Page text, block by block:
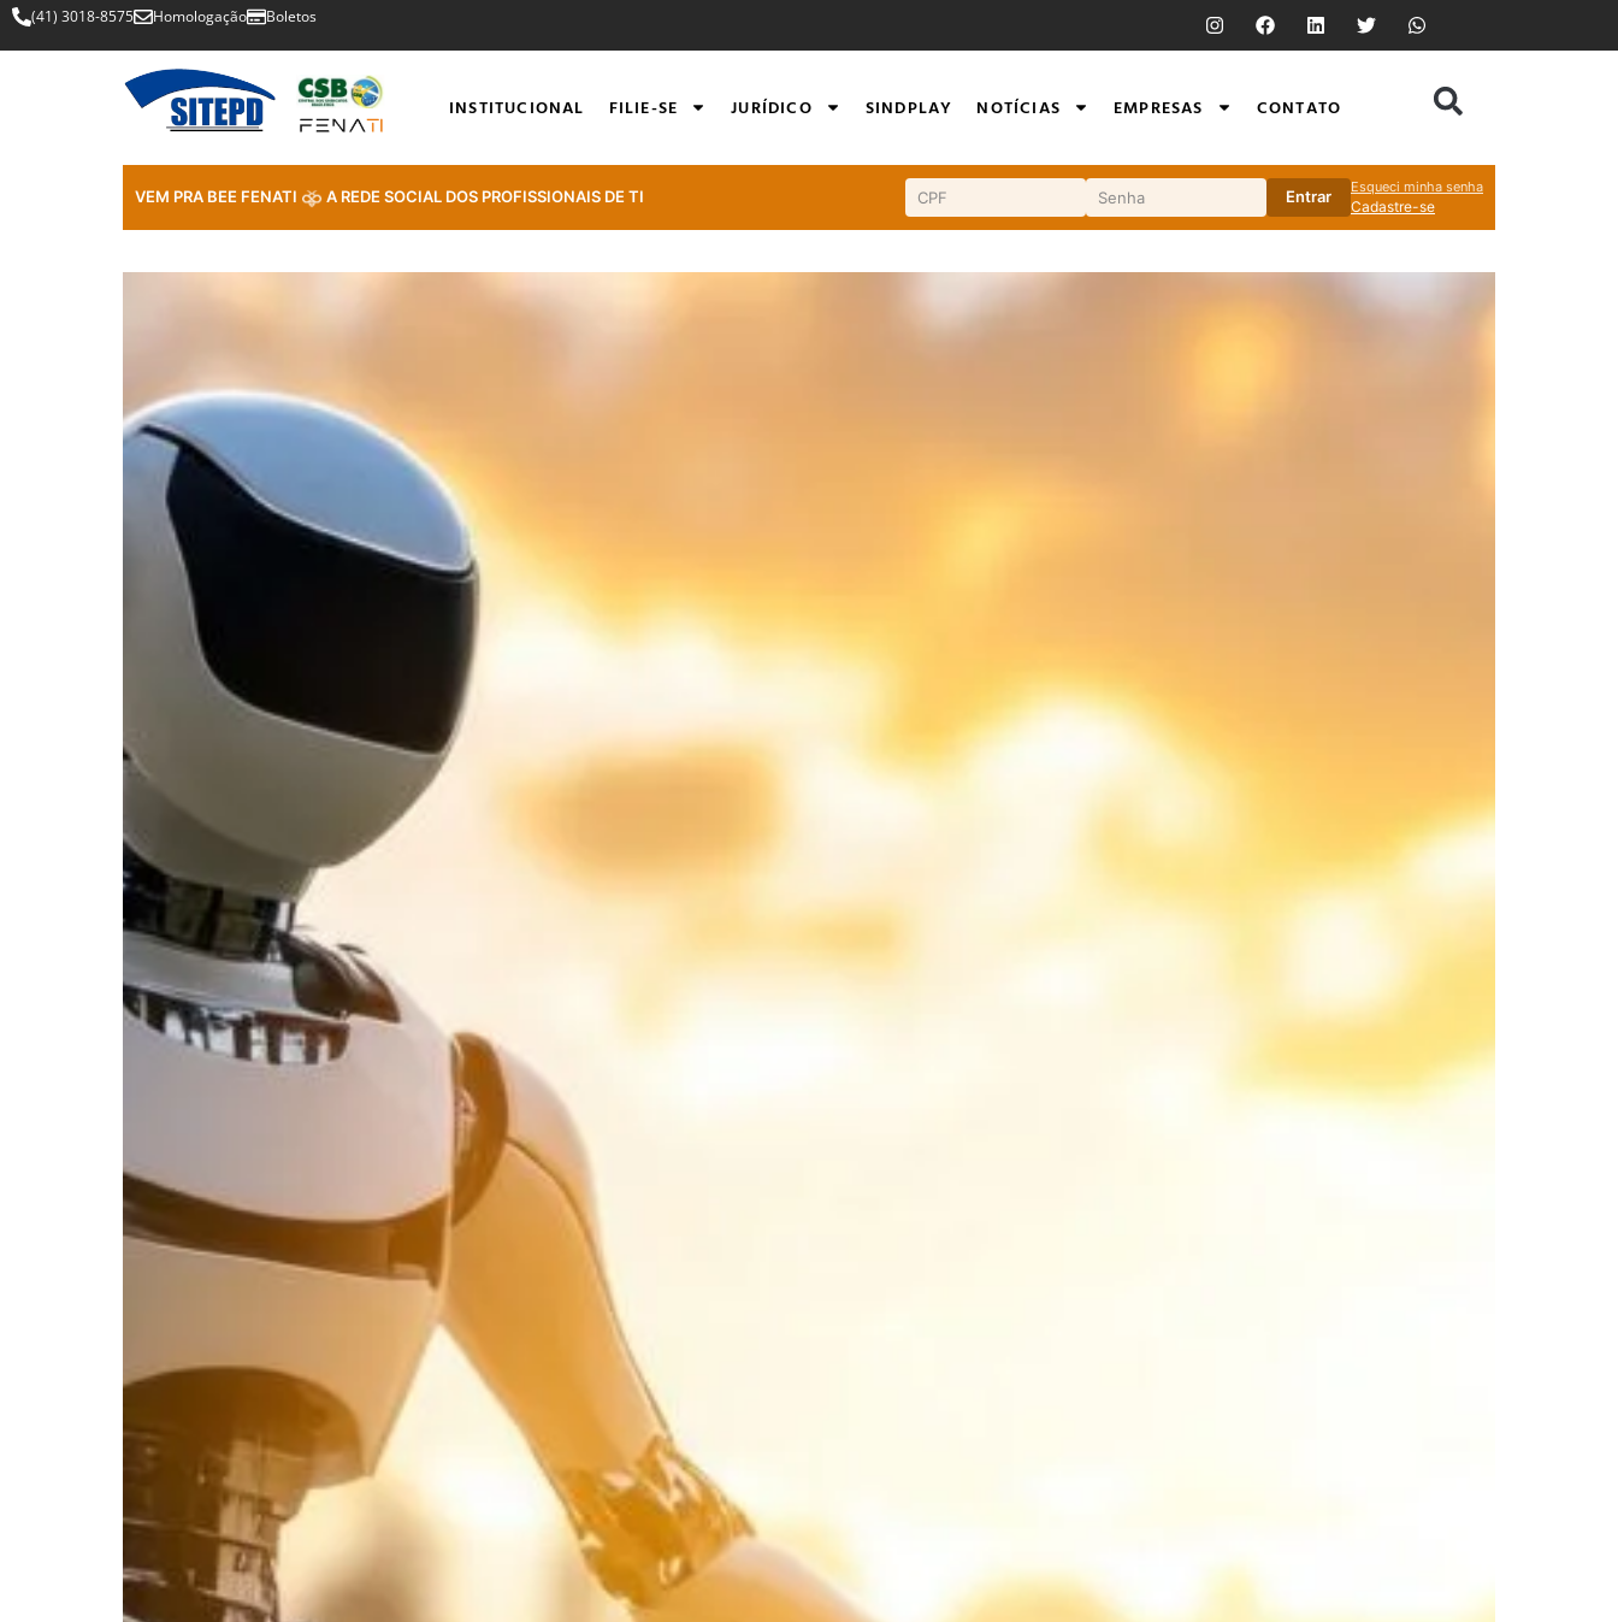
(41) 3018-8575 Homologação Boletos
INSTITUCIONAL FILIE-SE JURÍDICO SINDPLAY NOTÍCIAS EMPRESAS CONTATO
VEM PRA BEE FENATI A REDE SOCIAL DOS PROFISSIONAIS DE TI Entrar
Esqueci minha senha
Cadastre-se